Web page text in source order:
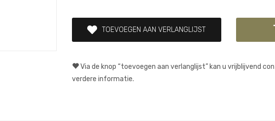
TOEVOEGEN AAN VERLANGLIJST
Via de knop “toevoegen aan verlanglijst” kan u vrijblijvend
verdere informatie.